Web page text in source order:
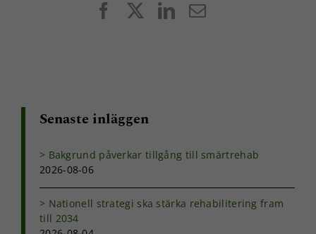
FacebookLinkedIn
E-
Senaste inläggen
Bakgrund påverkar tillgång till smärtrehab
2026-08-06
Nationell strategi ska stärka rehabilitering fram
till 2034